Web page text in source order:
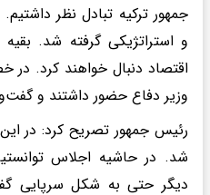
جمهور ترکیه تبادل نظر
و استراتژیکی گرفته شد.
اقتصاد دنبال خواهند کرد.
وزیر دفاع حضور داشتند و
رئیس جمهور تصریح کرد: در
شد. در حاشیه اجلاس
دیگر حتی به شکل سرپایی